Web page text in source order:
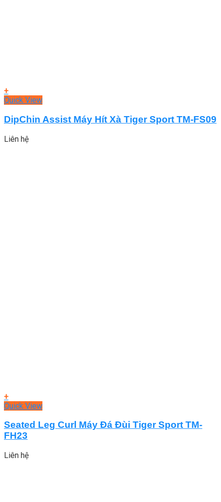
+
Quick View
DipChin Assist Máy Hít Xà Tiger Sport TM-FS09
Liên hệ
+
Quick View
Seated Leg Curl Máy Đá Đùi Tiger Sport TM-
FH23
Liên hệ